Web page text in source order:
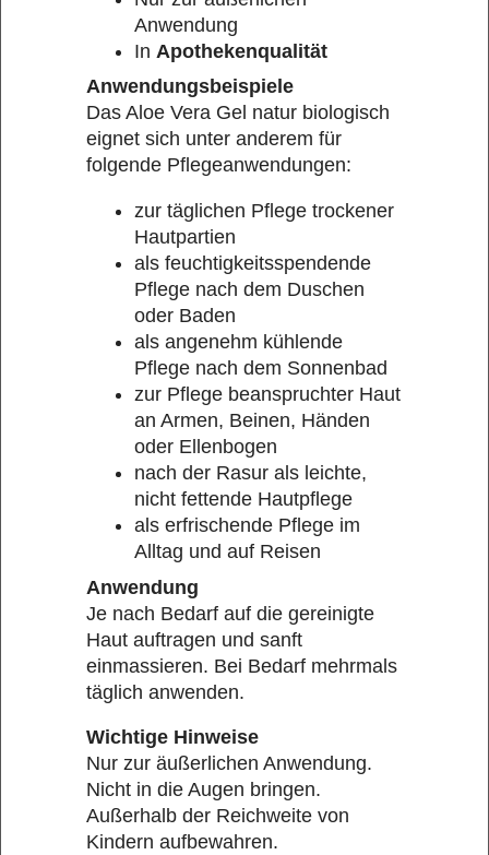
Anwendung
In Apothekenqualität
Anwendungsbeispiele
Das Aloe Vera Gel natur biologisch
eignet sich unter anderem für
folgende Pflegeanwendungen:
zur täglichen Pflege trockener
Hautpartien
als feuchtigkeitsspendende
Pflege nach dem Duschen
oder Baden
als angenehm kühlende
Pflege nach dem Sonnenbad
zur Pflege beanspruchter Haut
an Armen, Beinen, Händen
oder Ellenbogen
nach der Rasur als leichte,
nicht fettende Hautpflege
als erfrischende Pflege im
Alltag und auf Reisen
Anwendung
Je nach Bedarf auf die gereinigte
Haut auftragen und sanft
einmassieren. Bei Bedarf mehrmals
täglich anwenden.
Wichtige Hinweise
Nur zur äußerlichen Anwendung.
Nicht in die Augen bringen.
Außerhalb der Reichweite von
Kindern aufbewahren.